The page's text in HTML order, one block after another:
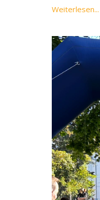
Weiterlesen...